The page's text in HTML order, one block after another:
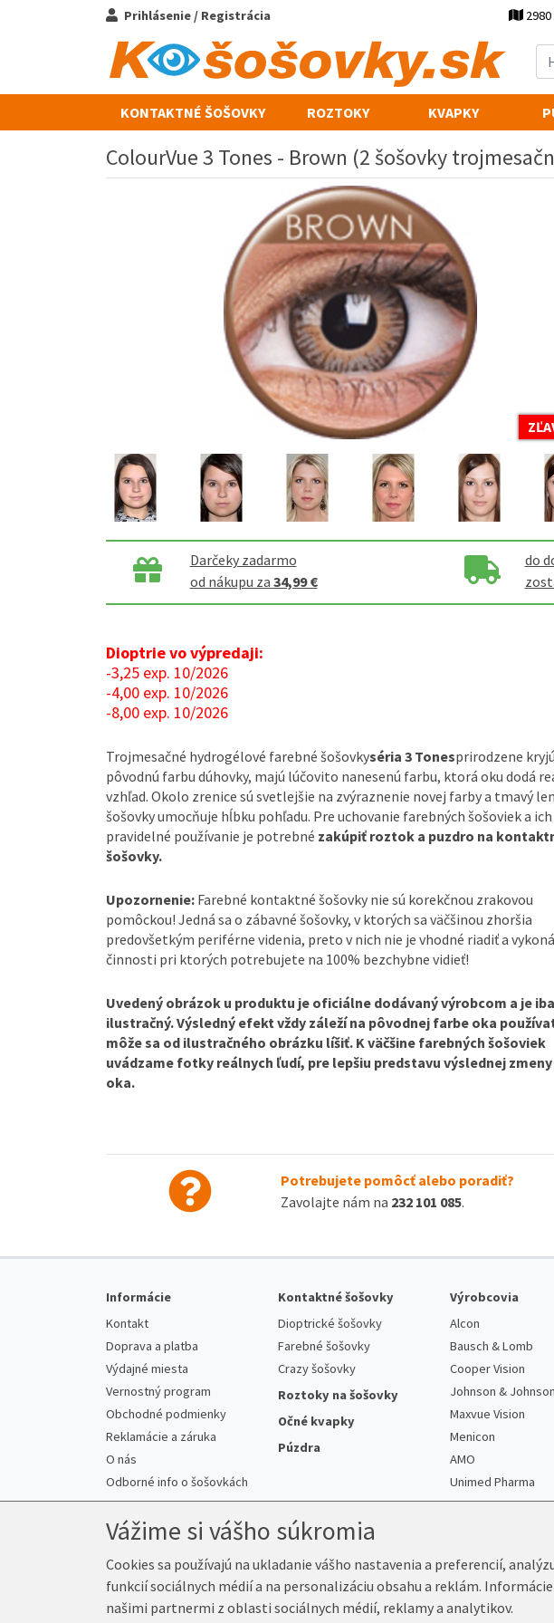
Prihlásenie / Registrácia
KONTAKTNÉ ŠOŠOVKY ROZTOKY KVAPKY
ColourVue 3 Tones - Brown (2 šošovky
Darčeky zadarmo
od nákupu za 34,99 €
do
Dioptrie vo výpredaji:
-3,25 exp. 10/2026
-4,00 exp. 10/2026
-8,00 exp. 10/2026
Trojmesačné hydrogélové farebné šošovkyséria 3 Tonesprirodzene kryjú
pôvodnú farbu dúhovky, majú lúčovito nanesenú farbu, ktorá oku dodá
vzhľad. Okolo zrenice sú svetlejšie na zvýraznenie novej farby a tmavý
šošovky umocňuje hĺbku pohľadu. Pre uchovanie farebných šošoviek a ich
pravidelné používanie je potrebné zakúpiť roztok a puzdro na
šošovky.
Upozornenie: Farebné kontaktné šošovky nie sú korekčnou zrakovou
pomôckou! Jedná sa o zábavné šošovky, v ktorých sa väčšinou zhoršia
predovšetkým periférne videnia, preto v nich nie je vhodné riadiť a
činnosti pri ktorých potrebujete na 100% bezchybne vidieť!
Uvedený obrázok u produktu je oficiálne dodávaný výrobcom a je iba
ilustračný. Výsledný efekt vždy záleží na pôvodnej farbe oka
môže sa od ilustračného obrázku líšiť. K väčšine farebných šošoviek
uvádzame fotky reálnych ľudí, pre lepšiu predstavu výslednej
oka.
Potrebujete pomôcť alebo poradiť?
Zavolajte nám na 232 101 085.
Informácie
Kontakt
Doprava a platba
Výdajné miesta
Vernostný program
Obchodné podmienky
Reklamácie a záruka
O nás
Odborné info o šošovkách
Kontaktné šošovky
Dioptrické šošovky
Farebné šošovky
Crazy šošovky
Roztoky na šošovky
Očné kvapky
Púzdra
Výrobcovia
Alcon
Bausch & Lomb
Cooper Vision
Johnson & Johnson
Maxvue Vision
Menicon
AMO
Unimed Pharma
© 2026 K-Šošovky.sk
Vážime si vášho súkromia
Cookies sa používajú na ukladanie vášho nastavenia a preferencií,
funkcií sociálnych médií a na personalizáciu obsahu a reklám.
našimi partnermi z oblasti sociálnych médií, reklamy a analytikov.